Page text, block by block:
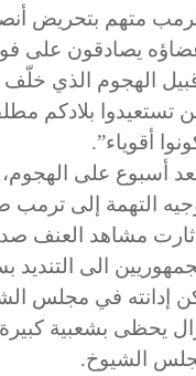
متهم بتحريض
يصادقون على
الهجوم الذي
تستعيدوا بلادكم
أقوياء”.
التهمة إلى ترمب
مشاهد العنف
الى التنديد
إدانته في مجلس
يحظى بشعبية
الشيوخ.